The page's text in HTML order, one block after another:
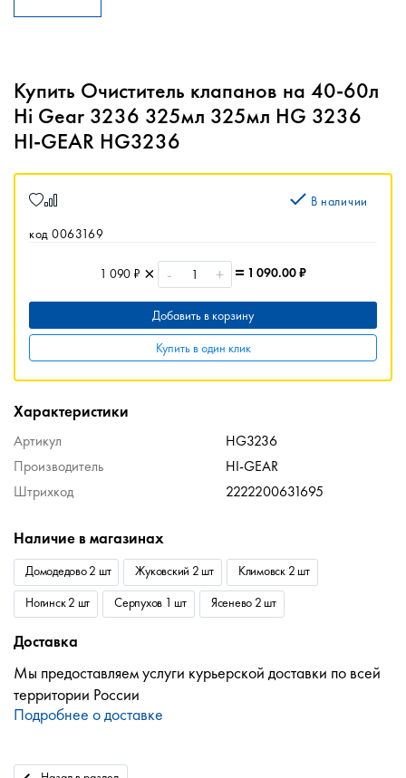
Купить Очиститель клапанов на 40-60л
Hi Gear 3236 325мл 325мл HG 3236
HI-GEAR HG3236
код 0063169
В наличии
1 090 ₽ - + 1 090.00₽
Добавить в корзину
Купить в один клик
Характеристики
Артикул
HG3236
Производитель
HI-GEAR
Штрихкод
2222200631695
Наличие в магазинах
Домодедово 2 шт Жуковский 2 шт Климовск 2 шт
Ногинск 2 шт Серпухов 1 шт Ясенево 2 шт
Доставка
Мы предоставляем услуги курьерской доставки по всей
территории России
Подробнее о доставке